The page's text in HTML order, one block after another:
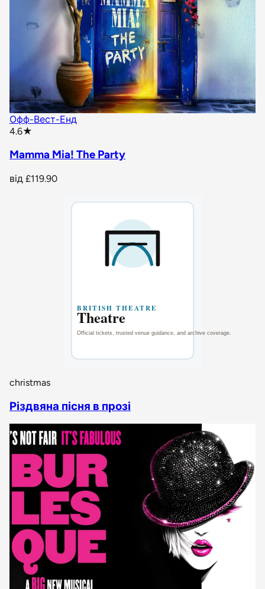
Офф-Вест-Енд
4.6★
Mamma Mia! The Party
від £119.90
christmas
Різдвяна пісня в прозі